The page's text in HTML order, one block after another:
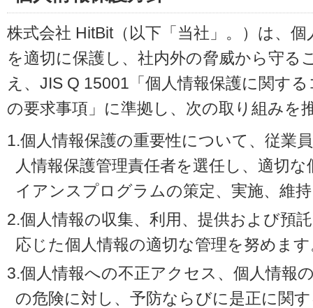
株式会社 HitBit（以下「当社」。）は、
を適切に保護し、社内外の脅威から守る
え、JIS Q 15001「個人情報保護に関す
の要求事項」に準拠し、次の取り組みを
1.個人情報保護の重要性について、従業
人情報保護管理責任者を選任し、適切
イアンスプログラムの策定、実施、維
2.個人情報の収集、利用、提供および預
応じた個人情報の適切な管理を努めま
3.個人情報への不正アクセス、個人情報
の危険に対し、予防ならびに是正に関